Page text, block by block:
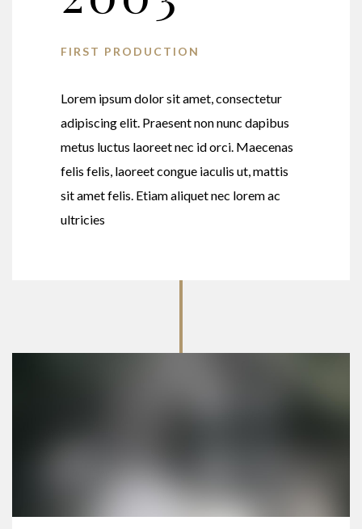
FIRST PRODUCTION
Lorem ipsum dolor sit amet, consectetur
adipiscing elit. Praesent non nunc dapibus
metus luctus laoreet nec id orci. Maecenas
felis felis, laoreet congue iaculis ut, mattis
sit amet felis. Etiam aliquet nec lorem ac
ultricies